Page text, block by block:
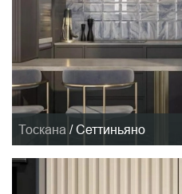
Тоскана / Сеттиньяно